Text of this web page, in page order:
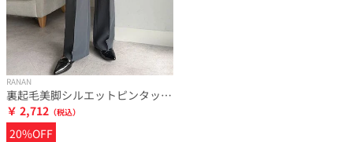
RANAN
裏起毛美脚シルエットピンタックワイドパンツ
￥ 2,712
20%OFF